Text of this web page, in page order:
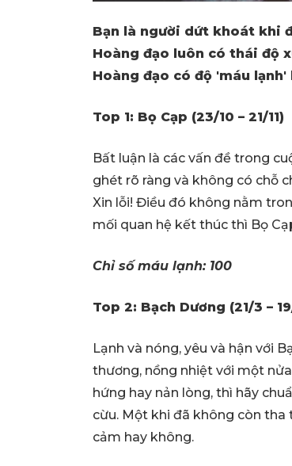
Bạn là người dứt khoát khi
Hoàng đạo luôn có thái độ
Hoàng đạo có độ 'máu
Top 1: Bọ Cạp (23/10 – 21/11)
Bất luận là các vấn đề trong
ghét rõ ràng và không có chỗ
Xin lỗi! Điều đó không nằm
mối quan hệ kết thúc thì Bọ
Chỉ số máu lạnh: 100
Top 2: Bạch Dương (21/3 –
Lạnh và nóng, yêu và hận với
thương, nồng nhiệt với một
hứng hay nản lòng, thì hãy
cừu. Một khi đã không còn
cảm hay không.